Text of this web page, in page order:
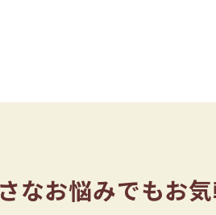
なお悩みでもお